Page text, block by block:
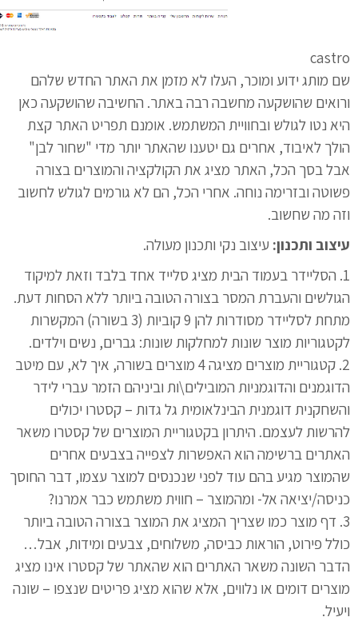
castro
שם מותג ידוע ומוכר, העלו לא מזמן את האתר החדש שלהם
ורואים שהושקעה מחשבה רבה באתר. החשיבה שהושקעה כאן
היא נטו לגולש ובחוויית המשתמש. אומנם תפריט האתר קצת
הולך לאיבוד, אחרים גם יטענו שהאתר יותר מדי "שחור לבן"
אבל בסך הכל, האתר מציג את הקולקציה והמוצרים בצורה
פשוטה ובזרימה נוחה. אחרי הכל, הם לא גורמים לגולש לחשוב
וזה מה שחשוב.
עיצוב ותכנון: עיצוב נקי ותכנון מעולה.
1. הסליידר בעמוד הבית מציג סלייד אחד בלבד וזאת למיקוד
הגולשים והעברת המסר בצורה הטובה ביותר ללא הסחות דעת.
מתחת לסליידר מסודרות להן 9 קוביות (3 בשורה) המקשרות
לקטגוריות מוצר שונות למחלקות שונות: גברים, נשים וילדים.
2. קטגוריית מוצרים מציגה 4 מוצרים בשורה, איך לא, עם מיטב
הדוגמנים והדוגמניות המובילים\ות וביניהם הזמר עברי לידר
והשחקנית דוגמנית הבינלאומית גל גדות – קסטרו יכולים
להרשות לעצמם. היתרון בקטגוריית המוצרים של קסטרו משאר
האתרים ברשימה הוא האפשרות לצפייה בצבעים אחרים
שהמוצר מגיע בהם עוד לפני שנכנסים למוצר עצמו, דבר החוסך
כניסה/יציאה אל- ומהמוצר – חווית משתמש כבר אמרנו?
3. דף מוצר כמו שצריך המציג את המוצר בצורה הטובה ביותר
כולל פירוט, הוראות כביסה, משלוחים, צבעים ומידות, אבל…
הדבר השונה משאר האתרים הוא שהאתר של קסטרו אינו מציג
מוצרים דומים או נלווים, אלא שהוא מציג פריטים שנצפו – שונה
ויעיל.